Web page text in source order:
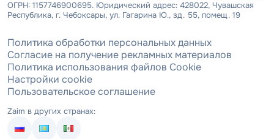
ОГРН: 1157746900695. Юридический адрес: 428022, Чувашская
Республика, г. Чебоксары, ул. Гагарина Ю., зд. 55, помещ. 19
Политика обработки персональных данных
Согласие на получение рекламных материалов
Политика использования файлов Cookie
Настройки cookie
Пользовательское соглашение
Zaim в других странах: